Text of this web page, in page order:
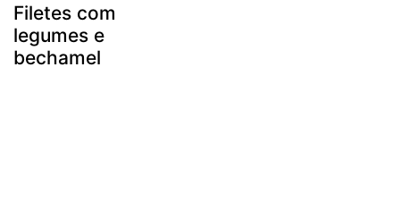
Filetes com
legumes e
bechamel